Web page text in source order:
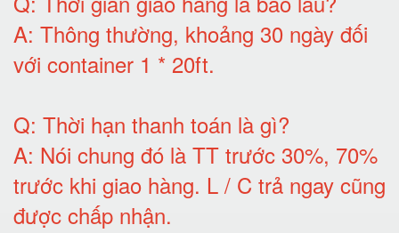
A: Thông thường, khoảng 30 ngày đối
với container 1 * 20ft.
Q: Thời hạn thanh toán là gì?
A: Nói chung đó là TT trước 30%, 70%
trước khi giao hàng. L / C trả ngay cũng
được chấp nhận.